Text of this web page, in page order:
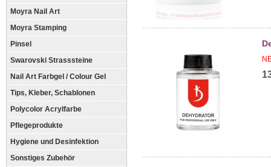
Moyra Nail Art
Moyra Stamping
Pinsel
Swarovski Strasssteine
Nail Art Farbgel / Colour Gel
Tips, Kleber, Schablonen
Polycolor Acrylfarbe
Pflegeprodukte
Hygiene und Desinfektion
Sonstiges Zubehör